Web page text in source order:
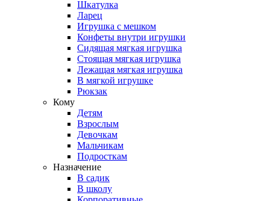
Шкатулка
Ларец
Игрушка с мешком
Конфеты внутри игрушки
Сидящая мягкая игрушка
Стоящая мягкая игрушка
Лежащая мягкая игрушка
В мягкой игрушке
Рюкзак
Кому
Детям
Взрослым
Девочкам
Мальчикам
Подросткам
Назначение
В садик
В школу